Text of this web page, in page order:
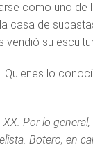
como uno
casa de
vendió su
lo
Por lo
Botero, en